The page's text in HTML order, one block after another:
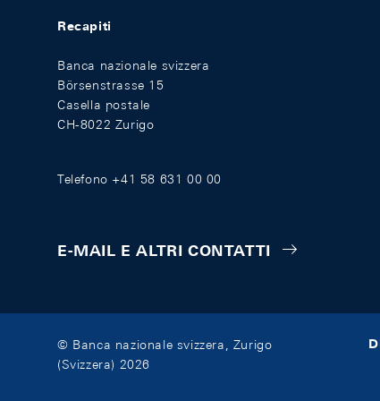
Recapiti
Banca nazionale svizzera
Börsenstrasse 15
Casella postale
CH-8022 Zurigo
Telefono +41 58 631 00 00
E-MAIL E ALTRI CONTATTI
© Banca nazionale svizzera, Zurigo
(Svizzera) 2026